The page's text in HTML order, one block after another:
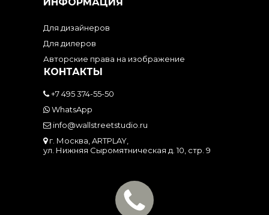
Для дизайнеров
Для дилеров
Авторские права на изображение
КОНТАКТЫ
+7 495 374-55-50
WhatsApp
info@wallstreetstudio.ru
г. Москва, ARTPLAY,
ул. Нижняя Сыромятническая д. 10, стр. 9